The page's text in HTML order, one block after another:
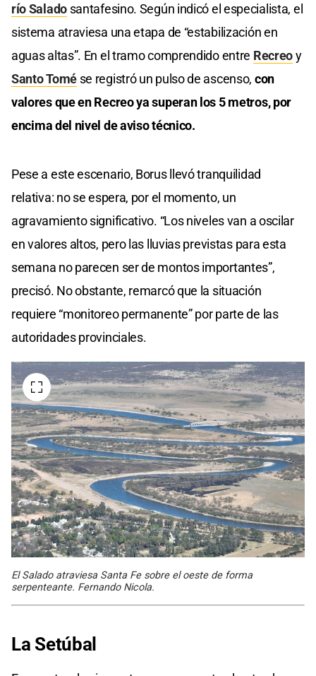
río Salado santafesino. Según indicó el especialista, el
sistema atraviesa una etapa de “estabilización en
aguas altas”. En el tramo comprendido entre Recreoy
Santo Tomé se registró un pulso de ascenso, con
valores que en Recreo ya superan los 5 metros, por
encima del nivel de aviso técnico.
Pese a este escenario, Borus llevó tranquilidad
relativa: no se espera, por el momento, un
agravamiento significativo. “Los niveles van a oscilar
en valores altos, pero las lluvias previstas para esta
semana no parecen ser de montos importantes”,
precisó. No obstante, remarcó que la situación
requiere “monitoreo permanente” por parte de las
autoridades provinciales.
El Salado atraviesa Santa Fe sobre el oeste de forma
serpenteante. Fernando Nicola.
La Setúbal